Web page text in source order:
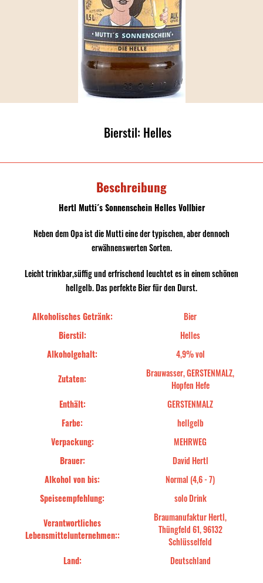
Bierstil: Helles
Beschreibung
Hertl Mutti´s Sonnenschein Helles Vollbier
Neben dem Opa ist die Mutti eine der typischen, aber dennoch
erwähnenswerten Sorten.
Leicht trinkbar,süffig und erfrischend leuchtet es in einem schönen
hellgelb. Das perfekte Bier für den Durst.
Alkoholisches Getränk:
Bier
Bierstil:
Helles
Alkoholgehalt:
4,9% vol
Zutaten:
Brauwasser, GERSTENMALZ,
Hopfen Hefe
Enthält:
GERSTENMALZ
Farbe:
hellgelb
Verpackung:
MEHRWEG
Brauer:
David Hertl
Alkohol von bis:
Normal (4,6 - 7)
Speiseempfehlung:
solo Drink
Verantwortliches
Lebensmittelunternehmen::
Braumanufaktur Hertl,
Thüngfeld 61, 96132
Schlüsselfeld
Land:
Deutschland